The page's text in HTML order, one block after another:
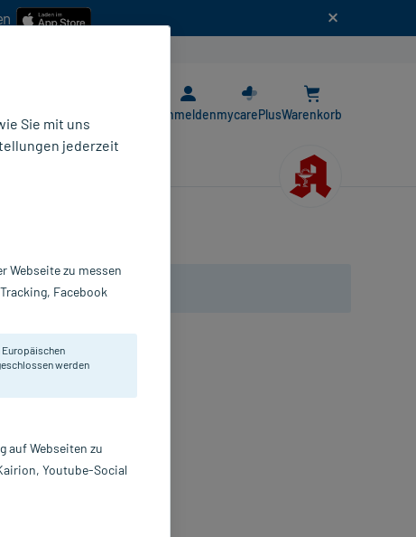
AnmeldenmycarePlusWarenkorb
Tabletten
Bombastus-Werke AG
Sie mit uns
jederzeit
Webseite zu messen
Facebook
Europäischen
werden
auf Webseiten zu
Youtube-Social